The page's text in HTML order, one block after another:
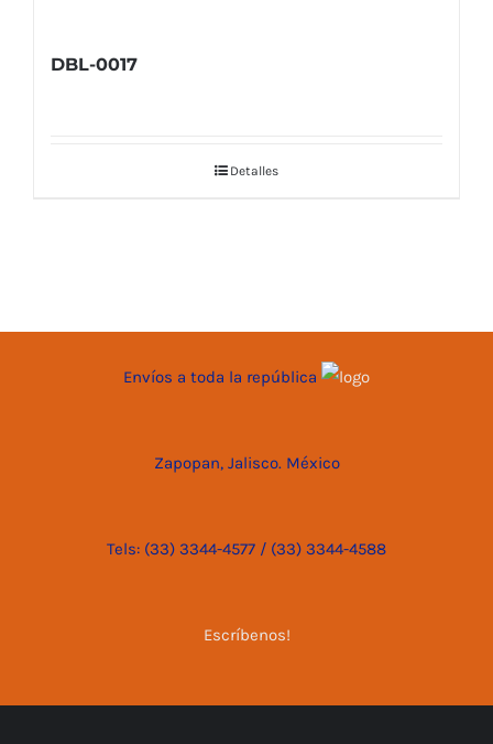
DBL-0017
Detalles
Envíos a toda la república
Zapopan, Jalisco. México
Tels: (33) 3344-4577 / (33) 3344-4588
Escríbenos!